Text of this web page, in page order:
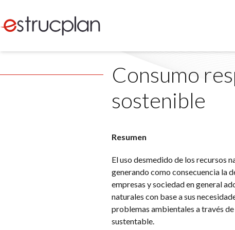
Consumo
sostenible
Resumen
El uso desmedido de los recursos
generando como consecuencia la
empresas y sociedad en general
naturales con base a sus
problemas ambientales a través
sustentable.